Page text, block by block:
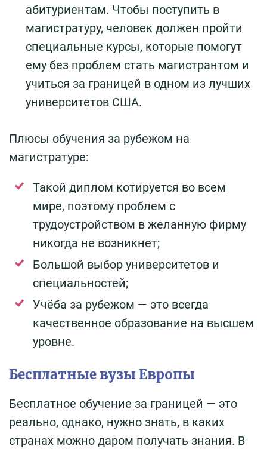
абитуриентам. Чтобы поступить в
магистратуру, человек должен пройти
специальные курсы, которые помогут
ему без проблем стать магистрантом и
учиться за границей в одном из лучших
университетов США.
Плюсы обучения за рубежом на
магистратуре:
Такой диплом котируется во всем
мире, поэтому проблем с
трудоустройством в желанную фирму
никогда не возникнет;
Большой выбор университетов и
специальностей;
Учёба за рубежом — это всегда
качественное образование на высшем
уровне.
Бесплатные вузы Европы
Бесплатное обучение за границей — это
реально, однако, нужно знать, в каких
странах можно даром получать знания. В